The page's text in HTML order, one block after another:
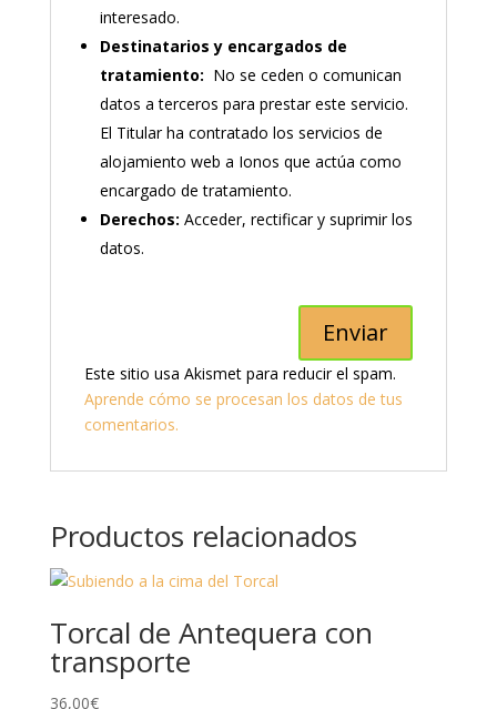
interesado.
Destinatarios y encargados de
tratamiento: No se ceden o comunican
datos a terceros para prestar este servicio.
El Titular ha contratado los servicios de
alojamiento web a Ionos que actúa como
encargado de tratamiento.
Derechos: Acceder, rectificar y suprimir los
datos.
Este sitio usa Akismet para reducir el spam.
Aprende cómo se procesan los datos de tus
comentarios.
Productos relacionados
Torcal de Antequera con
transporte
36,00€